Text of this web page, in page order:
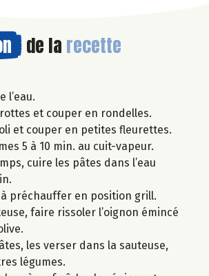
de la recette
l’eau.
et couper en rondelles.
et couper en petites fleurettes.
5 à 10 min. au cuit-vapeur.
cuire les pâtes dans l’eau
préchauffer en position grill.
faire rissoler l’oignon émincé
les verser dans la sauteuse,
légumes.